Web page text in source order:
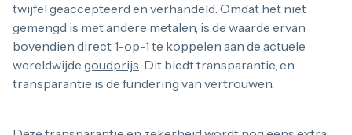
twijfel geaccepteerd en verhandeld. Omdat het niet
gemengd is met andere metalen, is de waarde ervan
bovendien direct 1-op-1 te koppelen aan de actuele
wereldwijde goudprijs. Dit biedt transparantie, en
transparantie is de fundering van vertrouwen.